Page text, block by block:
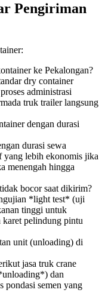
Pengiriman
ke Pekalongan?
dry container
administrasi
truk trailer langsung
dengan durasi
durasi sewa
lebih ekonomis jika
menengah hingga
bocor saat dikirim?
*light test* (uji
tinggi untuk
karet pelindung pintu
unit (unloading) di
jasa truk crane
dan
pondasi semen yang